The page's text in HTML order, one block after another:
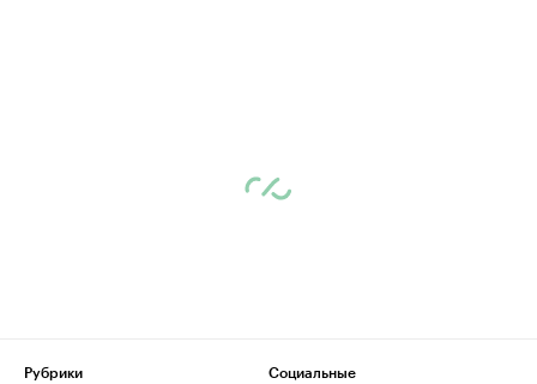
Рубрики
Социальные